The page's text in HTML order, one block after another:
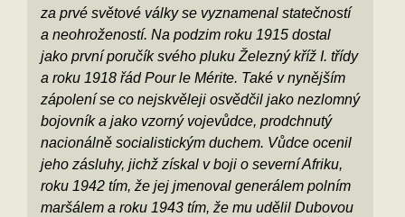
za prvé světové války se vyznamenal statečností
a neohrožeností. Na podzim roku 1915 dostal
jako první poručík svého pluku Železný kříž I. třídy
a roku 1918 řád Pour le Mérite. Také v nynějším
zápolení se co nejskvěleji osvědčil jako nezlomný
bojovník a jako vzorný vojevůdce, prodchnutý
nacionálně socialistickým duchem. Vůdce ocenil
jeho zásluhy, jichž získal v boji o severní Afriku,
roku 1942 tím, že jej jmenoval generálem polním
maršálem a roku 1943 tím, že mu udělil Dubovou